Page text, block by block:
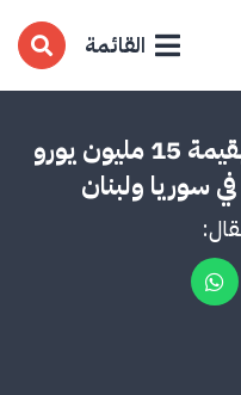
القائمة
تدفق مساعدات أوروبية بقيمة 15 مليون يورو
سوريا ولبنان